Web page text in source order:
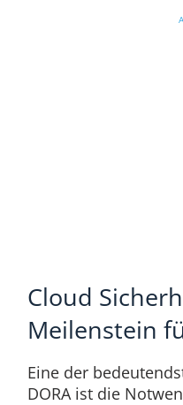
Cloud
Meilenstein
Eine der
DORA ist die